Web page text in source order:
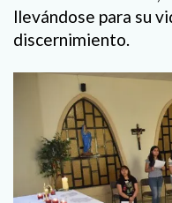
llevándose para su
discernimiento.